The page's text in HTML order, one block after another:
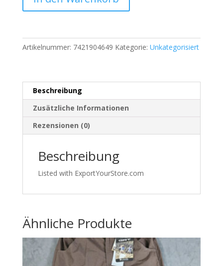
Softshelljacke
Kinder
–
Orange
Innenfutter
|565
Menge
Artikelnummer: 7421904649 Kategorie: Unkategorisiert
Beschreibung
Zusätzliche Informationen
Rezensionen (0)
Beschreibung
Listed with ExportYourStore.com
Ähnliche Produkte